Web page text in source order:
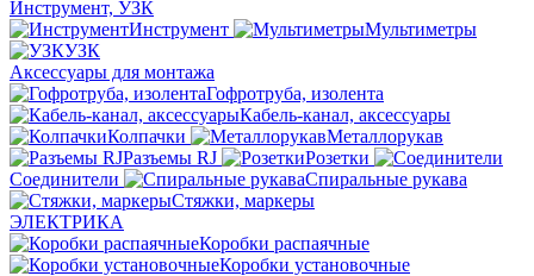
Инструмент, УЗК
Инструмент
Мультиметры
УЗК
Аксессуары для монтажа
Гофротруба, изолента
Кабель-канал, аксессуары
Колпачки
Металлорукав
Разъемы RJ
Розетки
Соединители
Спиральные рукава
Стяжки, маркеры
ЭЛЕКТРИКА
Коробки распаячные
Коробки установочные